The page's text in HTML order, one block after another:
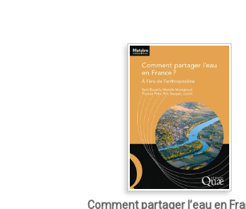
Comment partager l’eau en